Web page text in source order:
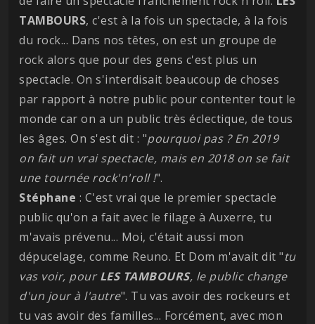
TAMBOURS, c'est à la fois un spectacle, à la fois
du rock... Dans nos têtes, on est un groupe de
rock alors que pour des gens c'est plus un
spectacle. On s'interdisait beaucoup de choses
par rapport à notre public pour contenter tout le
monde car on a un public très éclectique, de tous
les âges. On s'est dit : "pourquoi pas ? En 2019
on fait un vrai spectacle, mais en 2018 on se fait
une tournée rock'n'roll !".
Stéphane : C'est vrai que le premier spectacle
public qu'on a fait avec le filage à Auxerre, tu
m'avais prévenu... Moi, c'était aussi mon
dépucelage, comme Reuno. Et Dom m'avait dit "tu
vas voir, pourLES TAMBOURS, le public change
d'un jour à l'autre". Tu vas avoir des rockeurs et
tu vas avoir des familles... Forcément, avec mon